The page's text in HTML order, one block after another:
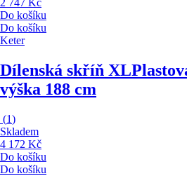
Do košíku
Do košíku
Keter
Dílenská skříň XL
výška 188 cm
(1)
Skladem
4 172 Kč
Do košíku
Do košíku